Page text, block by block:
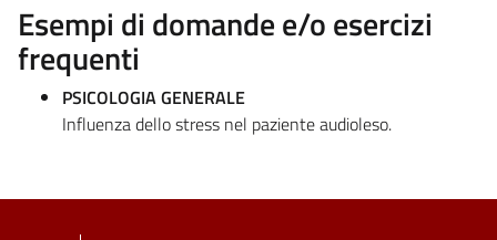
Esempi di domande e/o esercizi
frequenti
PSICOLOGIA GENERALE
Influenza dello stress nel paziente audioleso.